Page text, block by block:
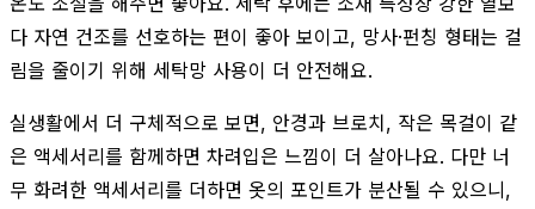
다 자연 건조를 선호하는 편이 좋아 보이고, 망사·펀칭 형태는 걸
림을 줄이기 위해 세탁망 사용이 더 안전해요.
실생활에서 더 구체적으로 보면, 안경과 브로치, 작은 목걸이 같
은 액세서리를 함께하면 차려입은 느낌이 더 살아나요. 다만 너
무 화려한 액세서리를 더하면 옷의 포인트가 분산될 수 있으니,